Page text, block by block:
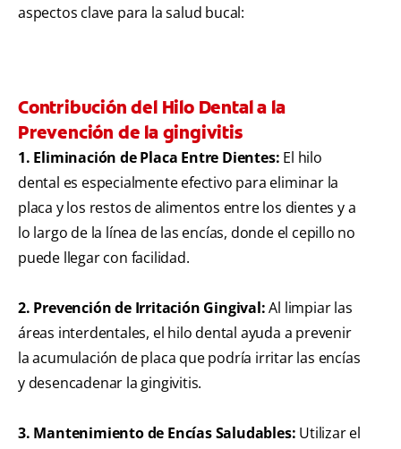
aspectos clave para la salud bucal:
Contribución del Hilo Dental a la
Prevención de la gingivitis
1. Eliminación de Placa Entre Dientes: El hilo
dental es especialmente efectivo para eliminar la
placa y los restos de alimentos entre los dientes y a
lo largo de la línea de las encías, donde el cepillo no
puede llegar con facilidad.
2. Prevención de Irritación Gingival:Al limpiar las
áreas interdentales, el hilo dental ayuda a prevenir
la acumulación de placa que podría irritar las encías
y desencadenar la gingivitis.
3. Mantenimiento de Encías Saludables: Utilizar el